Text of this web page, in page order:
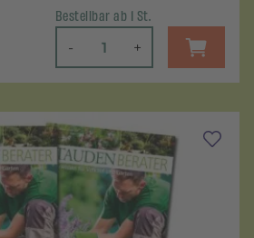
Bestellbar ab 1 St.
- +